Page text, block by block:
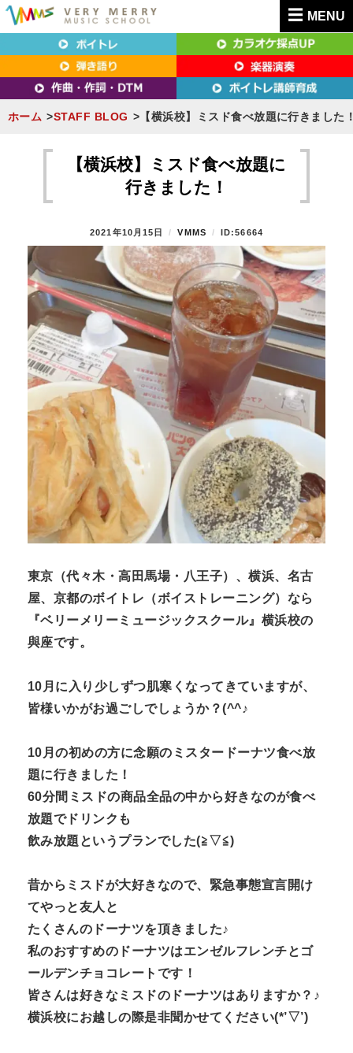
MENU
東京（新宿・八王子）・横浜・名古屋・京都で
「本気」になれるボイトレ教室｜VERY MERRY
MUSIC SCHOOL（ベリーメリー）
東京（新宿・八王子）・横浜・名古屋・京都で「本気」になれるボイトレ教室｜
VERY MERRY MUSIC SCHOOL（ベリーメリー）
ホーム STAFF BLOG 【横浜校】ミスド食べ放題に行きました
【横浜校】ミスド食べ放題に
行きました！
P
O
S
D
2021年10月15日
B
Y
VMMS ID:56664
東京（代々木・高田馬場・八王子）、横浜、名古
屋、京都のボイトレ（ボイストレーニング）なら
『ベリーメリーミュージックスクール』横浜校の
與座です。
10月に入り少しずつ肌寒くなってきていますが、
皆様いかがお過ごしでしょうか？(^^♪
10月の初めの方に念願のミスタードーナツ食べ放
題に行きました！
60分間ミスドの商品全品の中から好きなのが食べ
放題でドリンクも
飲み放題というプランでした(≧▽≦)
昔からミスドが大好きなので、緊急事態宣言開け
てやっと友人と
たくさんのドーナツを頂きました♪
私のおすすめのドーナツはエンゼルフレンチとゴ
ールデンチョコレートです！
皆さんは好きなミスドのドーナツはありますか？♪
横浜校にお越しの際是非聞かせてください(*’▽’)